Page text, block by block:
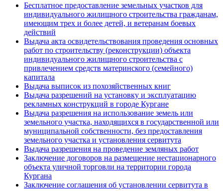
Бесплатное предоставление земельных участков для
индивидуального жилищного строительства гражданам,
имеющим трех и более детей, и ветеранам боевых
действий
Выдача акта освидетельствования проведения основных
работ по строительству (реконструкции) объекта
индивидуального жилищного строительства с
привлечением средств материнского (семейного)
капитала
Выдача выписок из похозяйственных книг
Выдача разрешений на установку и эксплуатацию
рекламных конструкций в городе Кургане
Выдача разрешения на использование земель или
земельного участка, находящихся в государственной или
муниципальной собственности, без предоставления
земельного участка и установления сервитута
Выдача разрешения на проведение земляных работ
Заключение договоров на размещение нестационарного
объекта уличной торговли на территории города
Кургана
Заключение соглашения об установлении сервитута в